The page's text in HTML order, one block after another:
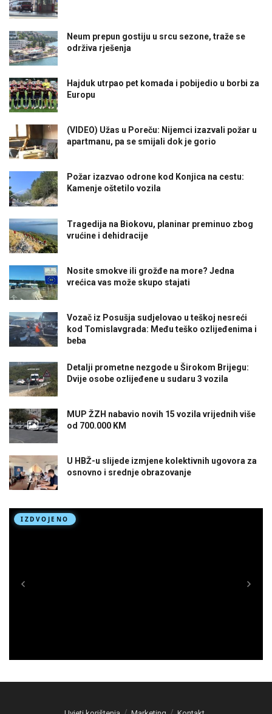
Neum prepun gostiju u srcu sezone, traže se
održiva rješenja
Hajduk utrpao pet komada i pobijedio u borbi za
Europu
(VIDEO) Užas u Poreču: Nijemci izazvali požar u
apartmanu, pa se smijali dok je gorio
Požar izazvao odrone kod Konjica na cestu:
Kamenje oštetilo vozila
Tragedija na Biokovu, planinar preminuo zbog
vrućine i dehidracije
Nosite smokve ili grožđe na more? Jedna
vrećica vas može skupo stajati
Vozač iz Posušja sudjelovao u teškoj nesreći
kod Tomislavgrada: Među teško ozlijeđenima i
beba
Detalji prometne nezgode u Širokom Brijegu:
Dvije osobe ozlijeđene u sudaru 3 vozila
MUP ŽZH nabavio novih 15 vozila vrijednih više
od 700.000 KM
U HBŽ-u slijede izmjene kolektivnih ugovora za
osnovno i srednje obrazovanje